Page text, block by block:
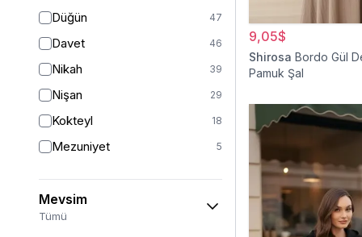
Düğün 47
Davet 46
Nikah 39
Nişan 29
Kokteyl 18
Mezuniyet 5
Mevsim
Tümü
9,05$
Shirosa Bordo Gül
Pamuk Şal